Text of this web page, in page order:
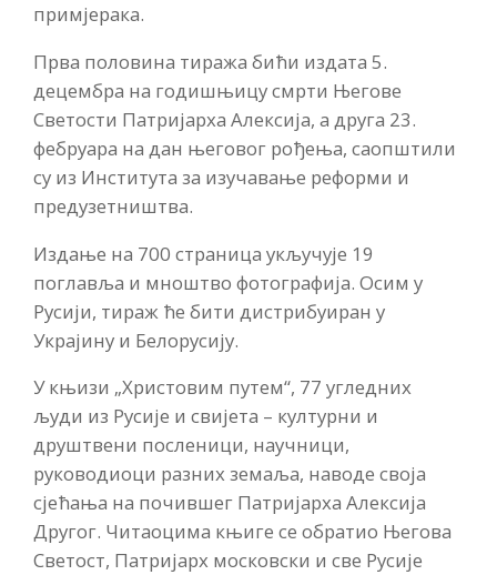
примјерака.
Прва половина тиража бићи издата 5.
децембра на годишњицу смрти Његове
Светости Патријарха Алексија, а друга 23.
фебруара на дан његовог рођења, саопштили
су из Института за изучавање реформи и
предузетништва.
Издање на 700 страница укључује 19
поглавља и мноштво фотографија. Осим у
Русији, тираж ће бити дистрибуиран у
Украјину и Белорусију.
У књизи „Христовим путем“, 77 угледних
људи из Русије и свијета – културни и
друштвени посленици, научници,
руководиоци разних земаља, наводе своја
сјећања на почившег Патријарха Алексија
Другог. Читаоцима књиге се обратио Његова
Светост, Патријарх московски и све Русије